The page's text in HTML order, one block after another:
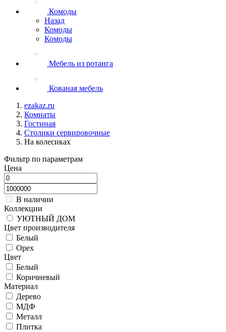
Комоды
Назад
Комоды
Комоды
Мебель из ротанга
Кованая мебель
ezakaz.ru
Комнаты
Гостиная
Столики сервировочные
На колесиках
Фильтр по параметрам
Цена
В наличии
Коллекции
УЮТНЫЙ ДОМ
Цвет производителя
Белый
Орех
Цвет
Белый
Коричневый
Материал
Дерево
МДФ
Металл
Плитка